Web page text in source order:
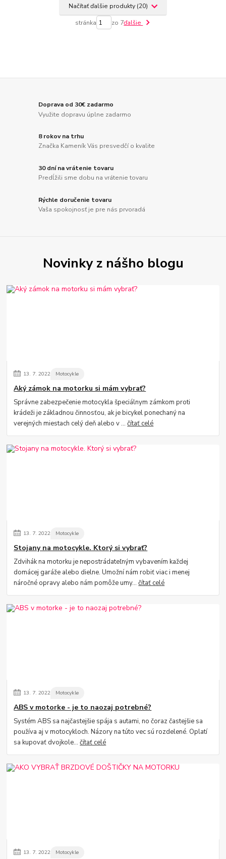
Načítať ďalšie produkty (20)
stránka zo 7ďalšie
Doprava od 30€ zadarmo
Využite dopravu úplne zadarmo
8 rokov na trhu
Značka Kameník Vás presvedčí o kvalite
30 dní na vrátenie tovaru
Predĺžili sme dobu na vrátenie tovaru
Rýchle doručenie tovaru
Vaša spokojnosť je pre nás prvoradá
Novinky z nášho blogu
13. 7. 2022 Motocykle
Aký zámok na motorku si mám vybrať?
Správne zabezpečenie motocykla špeciálnym zámkom proti
krádeži je základnou činnosťou, ak je bicykel ponechaný na
verejných miestach celý deň alebo v ...čítať celé
13. 7. 2022 Motocykle
Stojany na motocykle. Ktorý si vybrať?
Zdvihák na motorku je nepostrádateľným vybavením každej
domácej garáže alebo dielne. Umožní nám robiť viac i menej
náročné opravy alebo nám pomôže umy...čítať celé
13. 7. 2022 Motocykle
ABS v motorke - je to naozaj potrebné?
Systém ABS sa najčastejšie spája s autami, no čoraz častejšie sa
používa aj v motocykloch. Názory na túto vec sú rozdelené. Oplatí
sa kupovať dvojkole...čítať celé
13. 7. 2022 Motocykle